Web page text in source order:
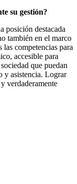
su gestión?
posición destacada
también en el marco
competencias para
accesible para
que puedan
y asistencia. Lograr
verdaderamente